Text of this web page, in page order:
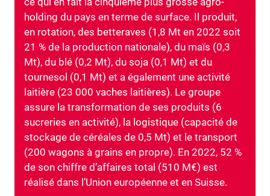
holding du pays en terme de surface. Il produit,
en rotation, des betteraves (1,8 Mt en 2022 soit
21 % de la production nationale), du maïs (0,3
Mt), du blé (0,2 Mt), du soja (0,1 Mt) et du
tournesol (0,1 Mt) et a également une activité
laitière (23 000 vaches laitières). Le groupe
assure la transformation de ses produits (6
sucreries en activité), la logistique (capacité de
stockage de céréales de 0,5 Mt) et le transport
(200 wagons à grains en propre). En 2022, 52 %
de son chiffre d’affaires total (510 M€) est
réalisé dans l’Union européenne et en Suisse.